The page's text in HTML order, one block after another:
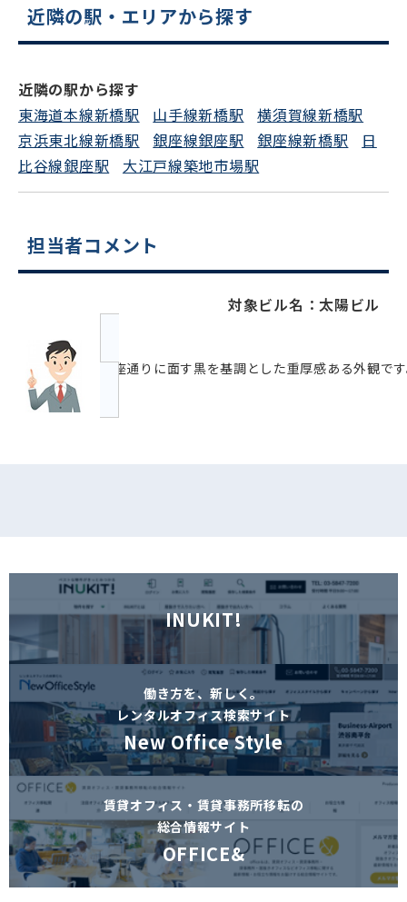
スムーズにご案内できます
電話でお問い合わせ
近隣の駅・エリアから探す
近隣の駅から探す
東海道本線新橋駅
山手線新橋駅
横須賀線新橋駅
京浜東北線新橋駅
銀座線銀座駅 銀座線新橋駅
日
比谷線銀座駅
大江戸線築地市場駅
担当者コメント
対象ビル名：太陽ビル
銀座通りに面す黒を基調とした重厚感ある外観で
INUKIT!
働き方を、新しく。
レンタルオフィス検索サイト
New Office Style
賃貸オフィス・賃貸事務所移転の
総合情報サイト
OFFICE&